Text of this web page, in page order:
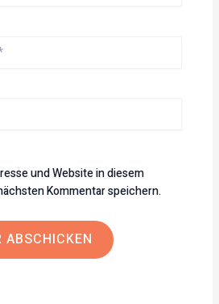
und Website in diesem
Kommentar speichern.